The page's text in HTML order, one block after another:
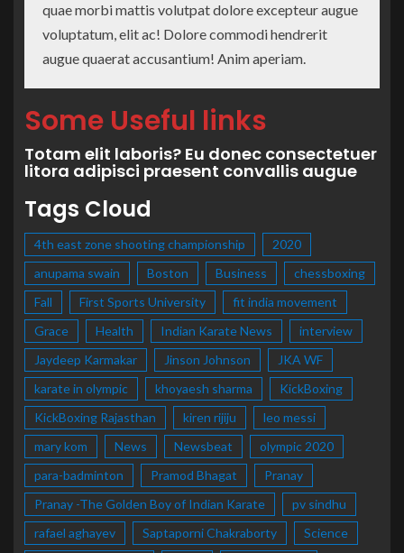
quae morbi mattis volutpat dolore excepteur augue
voluptatum, elit ac! Dolore commodi hendrerit
augue quaerat accusantium! Anim aperiam.
Some Useful links
Totam elit laboris? Eu donec consectetuer
litora adipisci praesent convallis augue
Tags Cloud
4th east zone shooting championship
2020
anupama swain
Boston Business
chessboxing
Fall
First Sports University
fit india movement
Grace
Health Indian Karate News
interview
Jaydeep Karmakar
Jinson Johnson
JKA WF
karate in olympic
khoyaesh sharma
KickBoxing
KickBoxing Rajasthan
kiren rijiju
leo messi
mary kom
News Newsbeat
olympic 2020
para-badminton
Pramod Bhagat
Pranay
Pranay -The Golden Boy of Indian Karate
pv sindhu
rafael aghayev
Saptaporni Chakraborty
Science